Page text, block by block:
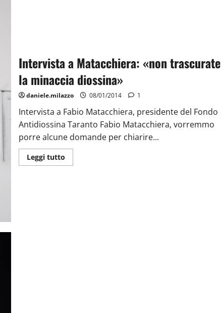
Intervista a Matacchiera: «non trascurate
la minaccia diossina»
daniele.milazzo 08/01/2014 1
Intervista a Fabio Matacchiera, presidente del Fondo
Antidiossina Taranto Fabio Matacchiera, vorremmo
porre alcune domande per chiarire...
Leggi tutto